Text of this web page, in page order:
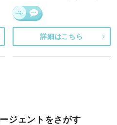
詳細はこちら
ジェントをさがす